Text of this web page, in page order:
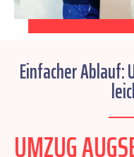
Einfacher Ablauf:
UMZUG